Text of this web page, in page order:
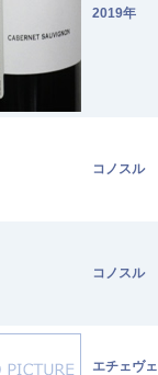
2019年
コノスル
コノスル
エチェヴ